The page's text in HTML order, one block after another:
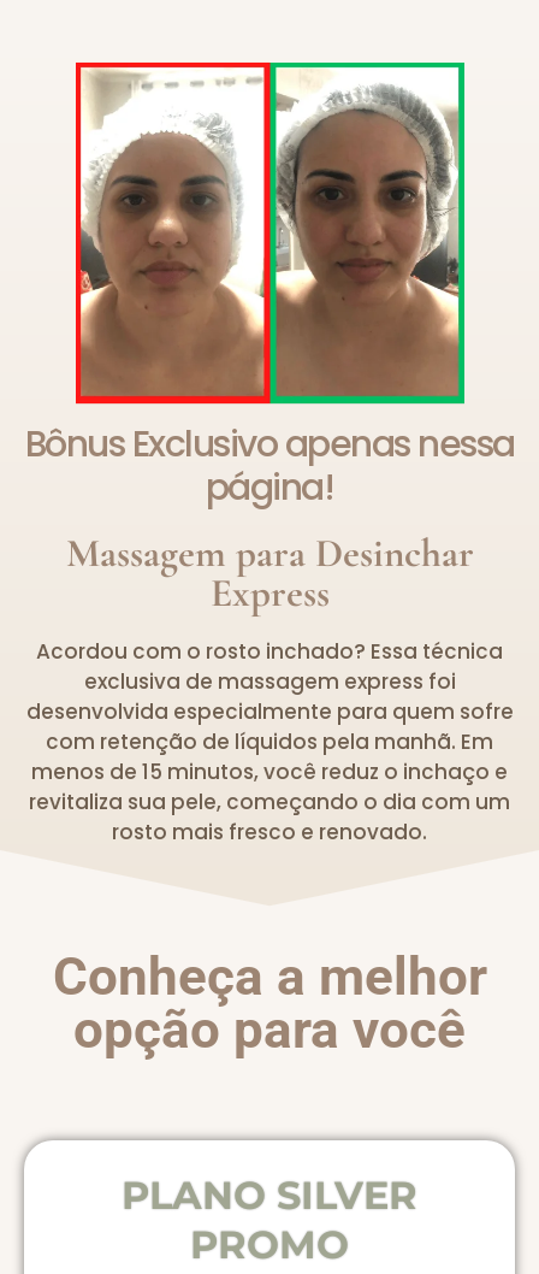
Bônus Exclusivo apenas nessa
página!
Massagem para Desinchar
Express
Acordou com o rosto inchado? Essa técnica
exclusiva de massagem express foi
desenvolvida especialmente para quem sofre
com retenção de líquidos pela manhã. Em
menos de 15 minutos, você reduz o inchaço e
revitaliza sua pele, começando o dia com um
rosto mais fresco e renovado.
Conheça a melhor
opção para você
PLANO SILVER
PROMO